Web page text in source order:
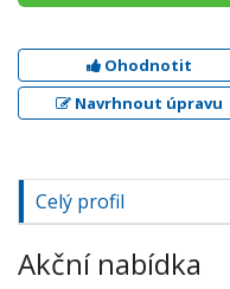
Ohodnotit
Navrhnout úpravu
Celý profil
Akční nabídka